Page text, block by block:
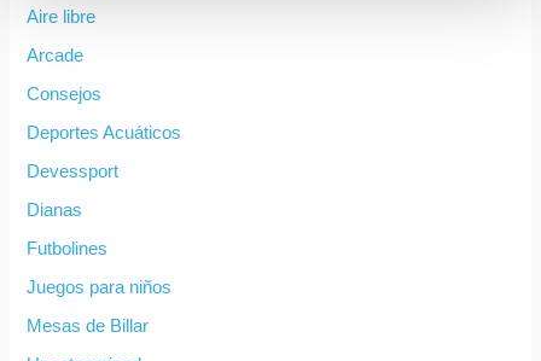
Aire libre
Arcade
Consejos
Deportes Acuáticos
Devessport
Dianas
Futbolines
Juegos para niños
Mesas de Billar